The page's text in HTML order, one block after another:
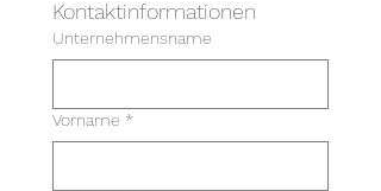
Kontaktinformationen
Unternehmensname
Vorname *